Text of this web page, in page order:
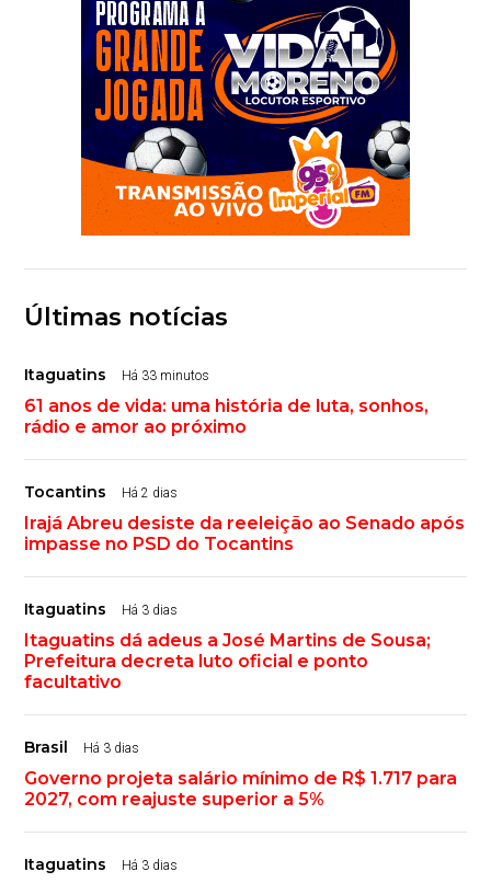
Últimas notícias
Itaguatins Há 33 minutos
61 anos de vida: uma história de luta, sonhos,
rádio e amor ao próximo
Tocantins Há 2 dias
Irajá Abreu desiste da reeleição ao Senado após
impasse no PSD do Tocantins
Itaguatins Há 3 dias
Itaguatins dá adeus a José Martins de Sousa;
Prefeitura decreta luto oficial e ponto
facultativo
Brasil Há 3 dias
Governo projeta salário mínimo de R$ 1.717 para
2027, com reajuste superior a 5%
Itaguatins Há 3 dias